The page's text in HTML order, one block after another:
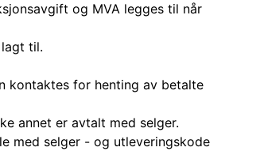
og MVA legges til når
til.
kontaktes for henting av betalte
annet er avtalt med selger.
med selger - og utleveringskode